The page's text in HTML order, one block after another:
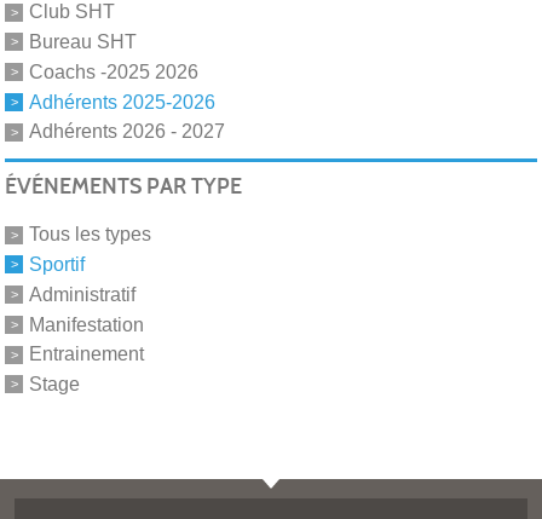
Club SHT
Bureau SHT
Coachs -2025 2026
Adhérents 2025-2026
Adhérents 2026 - 2027
ÉVÉNEMENTS PAR TYPE
Tous les types
Sportif
Administratif
Manifestation
Entrainement
Stage